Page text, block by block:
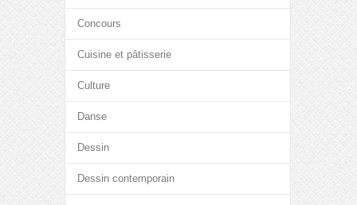
Concours
Cuisine et pâtisserie
Culture
Danse
Dessin
Dessin contemporain